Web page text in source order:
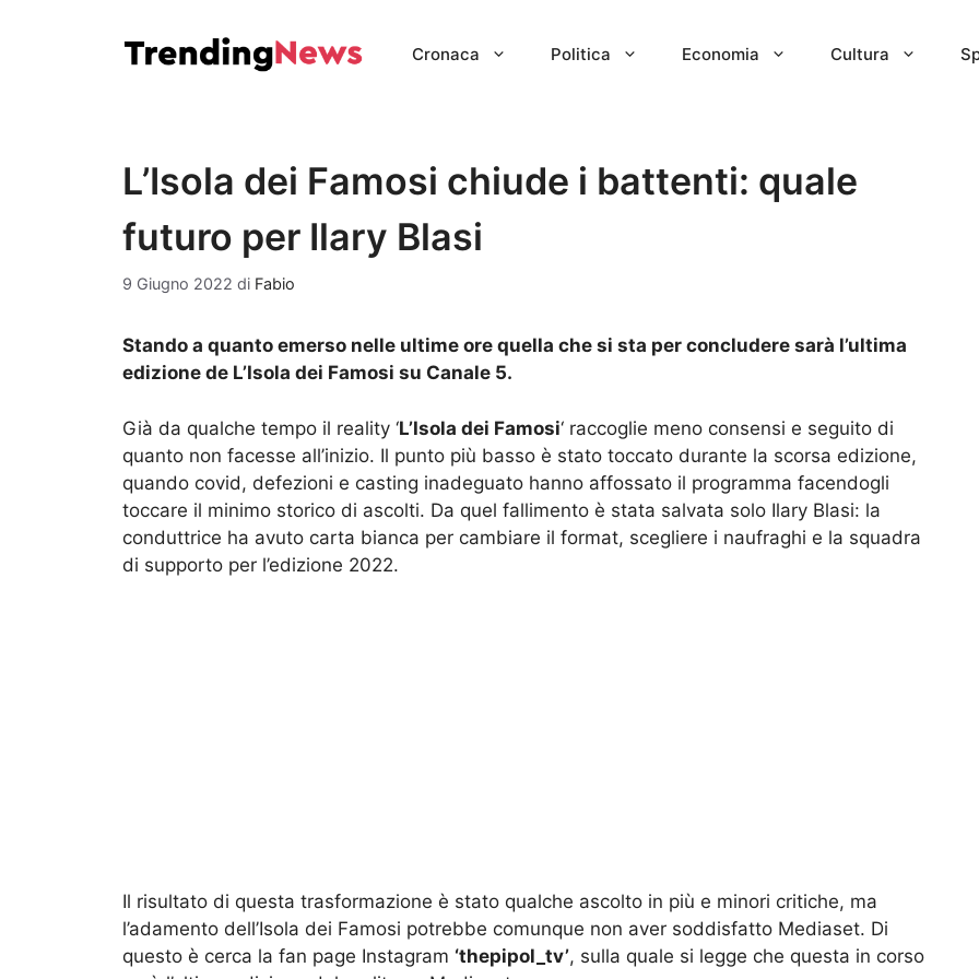
Cronaca Politica Economia Cultura
L’Isola dei Famosi chiude i battenti: quale
futuro per Ilary Blasi
9 Giugno 2022 di Fabio
Stando a quanto emerso nelle ultime ore quella che si sta per concludere sarà l’ultima
edizione de L’Isola dei Famosi su Canale 5.
Già da qualche tempo il reality ‘L’Isola dei Famosi‘ raccoglie meno consensi e seguito di
quanto non facesse all’inizio. Il punto più basso è stato toccato durante la scorsa edizione,
quando covid, defezioni e casting inadeguato hanno affossato il programma facendogli
toccare il minimo storico di ascolti. Da quel fallimento è stata salvata solo Ilary Blasi: la
conduttrice ha avuto carta bianca per cambiare il format, scegliere i naufraghi e la squadra
di supporto per l’edizione 2022.
Il risultato di questa trasformazione è stato qualche ascolto in più e minori critiche, ma
l’adamento dell’Isola dei Famosi potrebbe comunque non aver soddisfatto Mediaset. Di
questo è cerca la fan page Instagram ‘thepipol_tv’, sulla quale si legge che questa in corso